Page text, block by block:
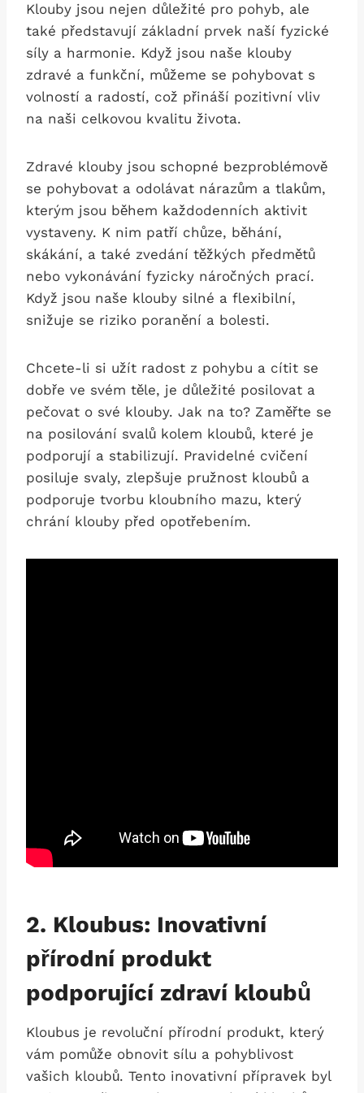
Klouby jsou nejen důležité pro pohyb, ale
také představují základní prvek naší fyzické
síly a harmonie. Když jsou naše klouby
zdravé a funkční, můžeme se pohybovat s
volností a radostí, což přináší pozitivní vliv
na naši celkovou kvalitu života.
Zdravé klouby jsou schopné bezproblémově
se pohybovat a odolávat nárazům a tlakům,
kterým jsou během každodenních aktivit
vystaveny. K nim patří chůze, běhání,
skákání, a také zvedání těžkých předmětů
nebo vykonávání fyzicky náročných prací.
Když jsou naše klouby silné a flexibilní,
snižuje se riziko poranění a bolesti.
Chcete-li si užít radost z pohybu a cítit se
dobře ve svém těle, je důležité posilovat a
pečovat o své klouby. Jak na to? Zaměřte se
na posilování svalů kolem kloubů, které je
podporují a stabilizují. Pravidelné cvičení
posiluje svaly, zlepšuje pružnost kloubů a
podporuje tvorbu kloubního mazu, který
chrání klouby před opotřebením.
2. Kloubus: Inovativní
přírodní produkt
podporující zdraví kloubů
Kloubus je revoluční přírodní produkt, který
vám pomůže obnovit sílu a pohyblivost
vašich kloubů. Tento inovativní přípravek byl